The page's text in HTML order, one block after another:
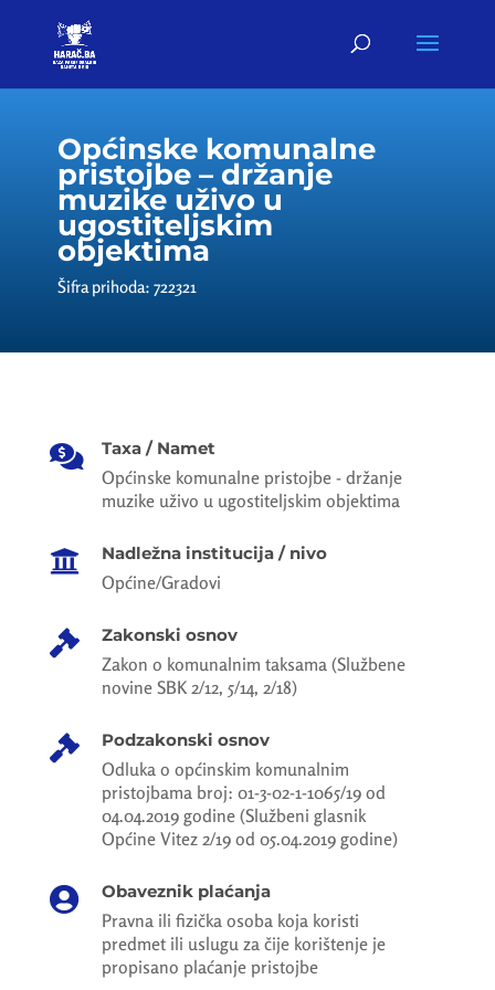
Općinske komunalne
pristojbe – držanje
muzike uživo u
ugostiteljskim
objektima
Šifra prihoda: 722321
 Taxa / Namet
Općinske komunalne pristojbe - držanje
muzike uživo u ugostiteljskim objektima
 Nadležna institucija / nivo
Općine/Gradovi
 Zakonski osnov
Zakon o komunalnim taksama (Službene
novine SBK 2/12, 5/14, 2/18)
 Podzakonski osnov
Odluka o općinskim komunalnim
pristojbama broj: 01-3-02-1-1065/19 od
04.04.2019 godine (Službeni glasnik
Općine Vitez 2/19 od 05.04.2019 godine)
 Obaveznik plaćanja
Pravna ili fizička osoba koja koristi
predmet ili uslugu za čije korištenje je
propisano plaćanje pristojbe